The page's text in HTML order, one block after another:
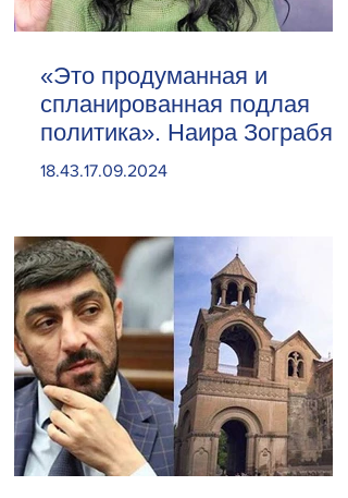
«Это продуманная и
спланированная подлая
политика». Наира Зограбян
18.43.17.09.2024